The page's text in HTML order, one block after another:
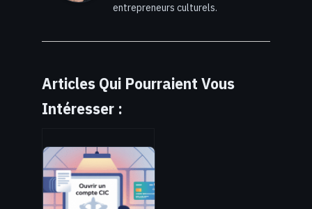
entrepreneurs culturels.
Articles Qui Pourraient Vous
Intéresser :